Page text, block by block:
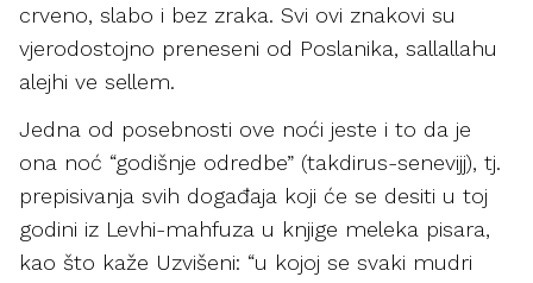
crveno, slabo i bez zraka. Svi ovi znakovi su
vjerodostojno preneseni od Poslanika, sallallahu
alejhi ve sellem.
Jedna od posebnosti ove noći jeste i to da je
ona noć “godišnje odredbe” (takdirus-senevijj), tj.
prepisivanja svih događaja koji će se desiti u toj
godini iz Levhi-mahfuza u knjige meleka pisara,
kao što kaže Uzvišeni: “u kojoj se svaki mudri